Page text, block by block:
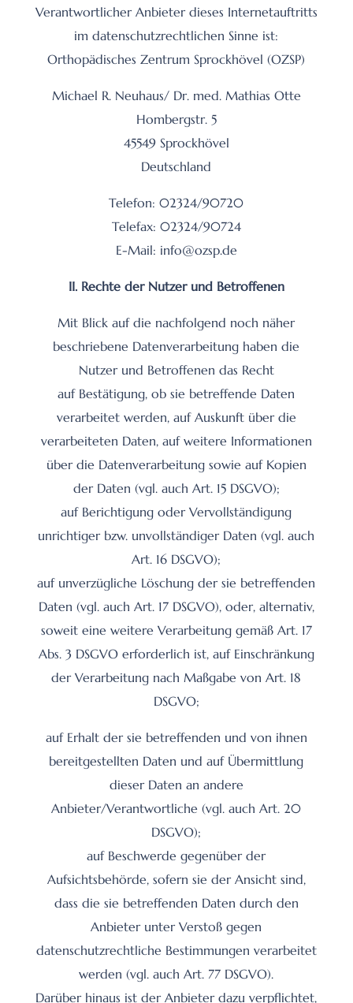
Verantwortlicher Anbieter dieses Internetauftritts
im datenschutzrechtlichen Sinne ist:
Orthopädisches Zentrum Sprockhövel (OZSP)
Michael R. Neuhaus/ Dr. med. Mathias Otte
Hombergstr. 5
45549 Sprockhövel
Deutschland
Telefon: 02324/90720
Telefax: 02324/90724
E-Mail: info@ozsp.de
II. Rechte der Nutzer und Betroffenen
Mit Blick auf die nachfolgend noch näher
beschriebene Datenverarbeitung haben die
Nutzer und Betroffenen das Recht
auf Bestätigung, ob sie betreffende Daten
verarbeitet werden, auf Auskunft über die
verarbeiteten Daten, auf weitere Informationen
über die Datenverarbeitung sowie auf Kopien
der Daten (vgl. auch Art. 15 DSGVO);
auf Berichtigung oder Vervollständigung
unrichtiger bzw. unvollständiger Daten (vgl. auch
Art. 16 DSGVO);
auf unverzügliche Löschung der sie betreffenden
Daten (vgl. auch Art. 17 DSGVO), oder, alternativ,
soweit eine weitere Verarbeitung gemäß Art. 17
Abs. 3 DSGVO erforderlich ist, auf Einschränkung
der Verarbeitung nach Maßgabe von Art. 18
DSGVO;
auf Erhalt der sie betreffenden und von ihnen
bereitgestellten Daten und auf Übermittlung
dieser Daten an andere
Anbieter/Verantwortliche (vgl. auch Art. 20
DSGVO);
auf Beschwerde gegenüber der
Aufsichtsbehörde, sofern sie der Ansicht sind,
dass die sie betreffenden Daten durch den
Anbieter unter Verstoß gegen
datenschutzrechtliche Bestimmungen verarbeitet
werden (vgl. auch Art. 77 DSGVO).
Darüber hinaus ist der Anbieter dazu verpflichtet,